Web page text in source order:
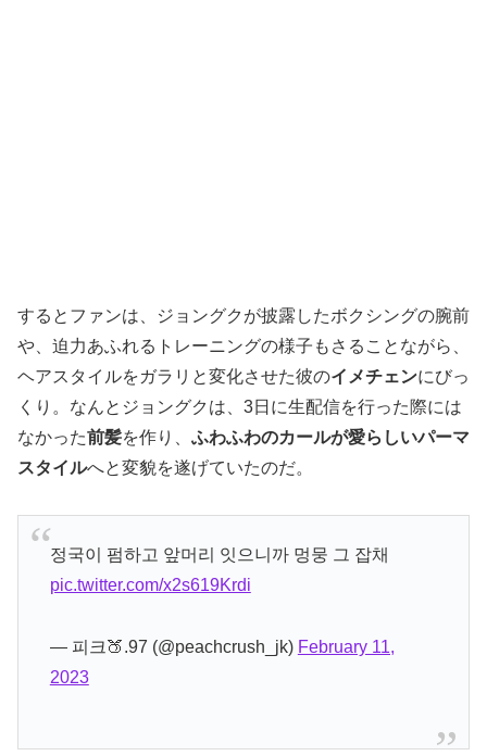
するとファンは、ジョングクが披露したボクシングの腕前
や、迫力あふれるトレーニングの様子もさることながら、
ヘアスタイルをガラリと変化させた彼のイメチェンにびっ
くり。なんとジョングクは、3日に生配信を行った際には
なかった前髪を作り、 ふわふわのカールが愛らしいパーマ
スタイルへと変貌を遂げていたのだ。
정국이 펌하고 앞머리 잇으니까 멍뭉 그 잡채
pic.twitter.com/x2s619Krdi
— 피크🍑.97 (@peachcrush_jk) February 11,
2023